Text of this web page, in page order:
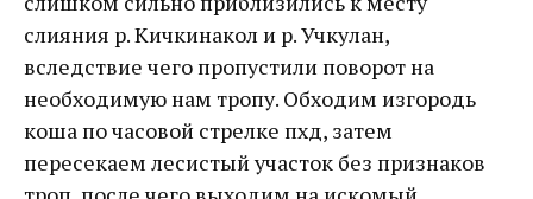
слияния р. Кичкинакол и р. Учкулан,
вследствие чего пропустили поворот на
необходимую нам тропу. Обходим изгородь
коша по часовой стрелке пхд, затем
пересекаем лесистый участок без признаков